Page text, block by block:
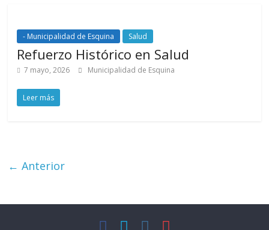
- Municipalidad de Esquina Salud
Refuerzo Histórico en Salud
7 mayo, 2026 Municipalidad de Esquina
Leer más
← Anterior